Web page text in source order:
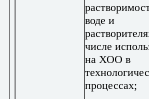
воде и
числе
на ХОО в
процессах;